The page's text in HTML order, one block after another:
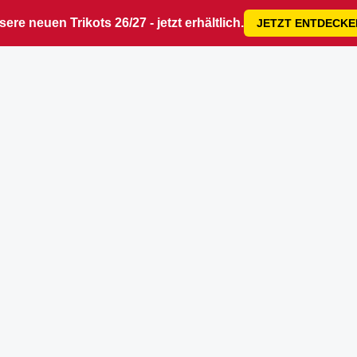
neuen Trikots 26/27 - jetzt erhältlich. JETZT